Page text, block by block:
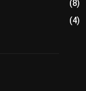
(8)
(4)